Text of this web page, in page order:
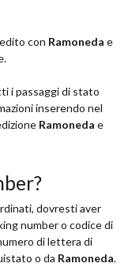
con Ramoneda e
i passaggi di stato
inserendo nel
Ramoneda e
dovresti aver
number o codice di
di lettera di
o da Ramoneda.